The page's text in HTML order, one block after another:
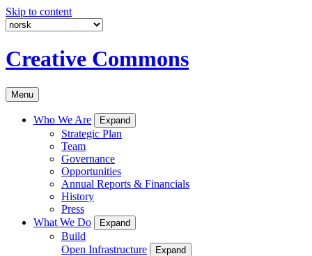
Skip to content
Creative Commons
Menu
Who We Are Expand
Strategic Plan
Team
Governance
Opportunities
Annual Reports & Financials
History
Press
What We Do
Expand
Build
Open Infrastructure
Expand